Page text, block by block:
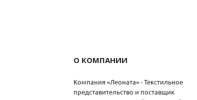
О КОМПАНИИ
Компания «Леоната» - Текстильное
представительство и поставщик